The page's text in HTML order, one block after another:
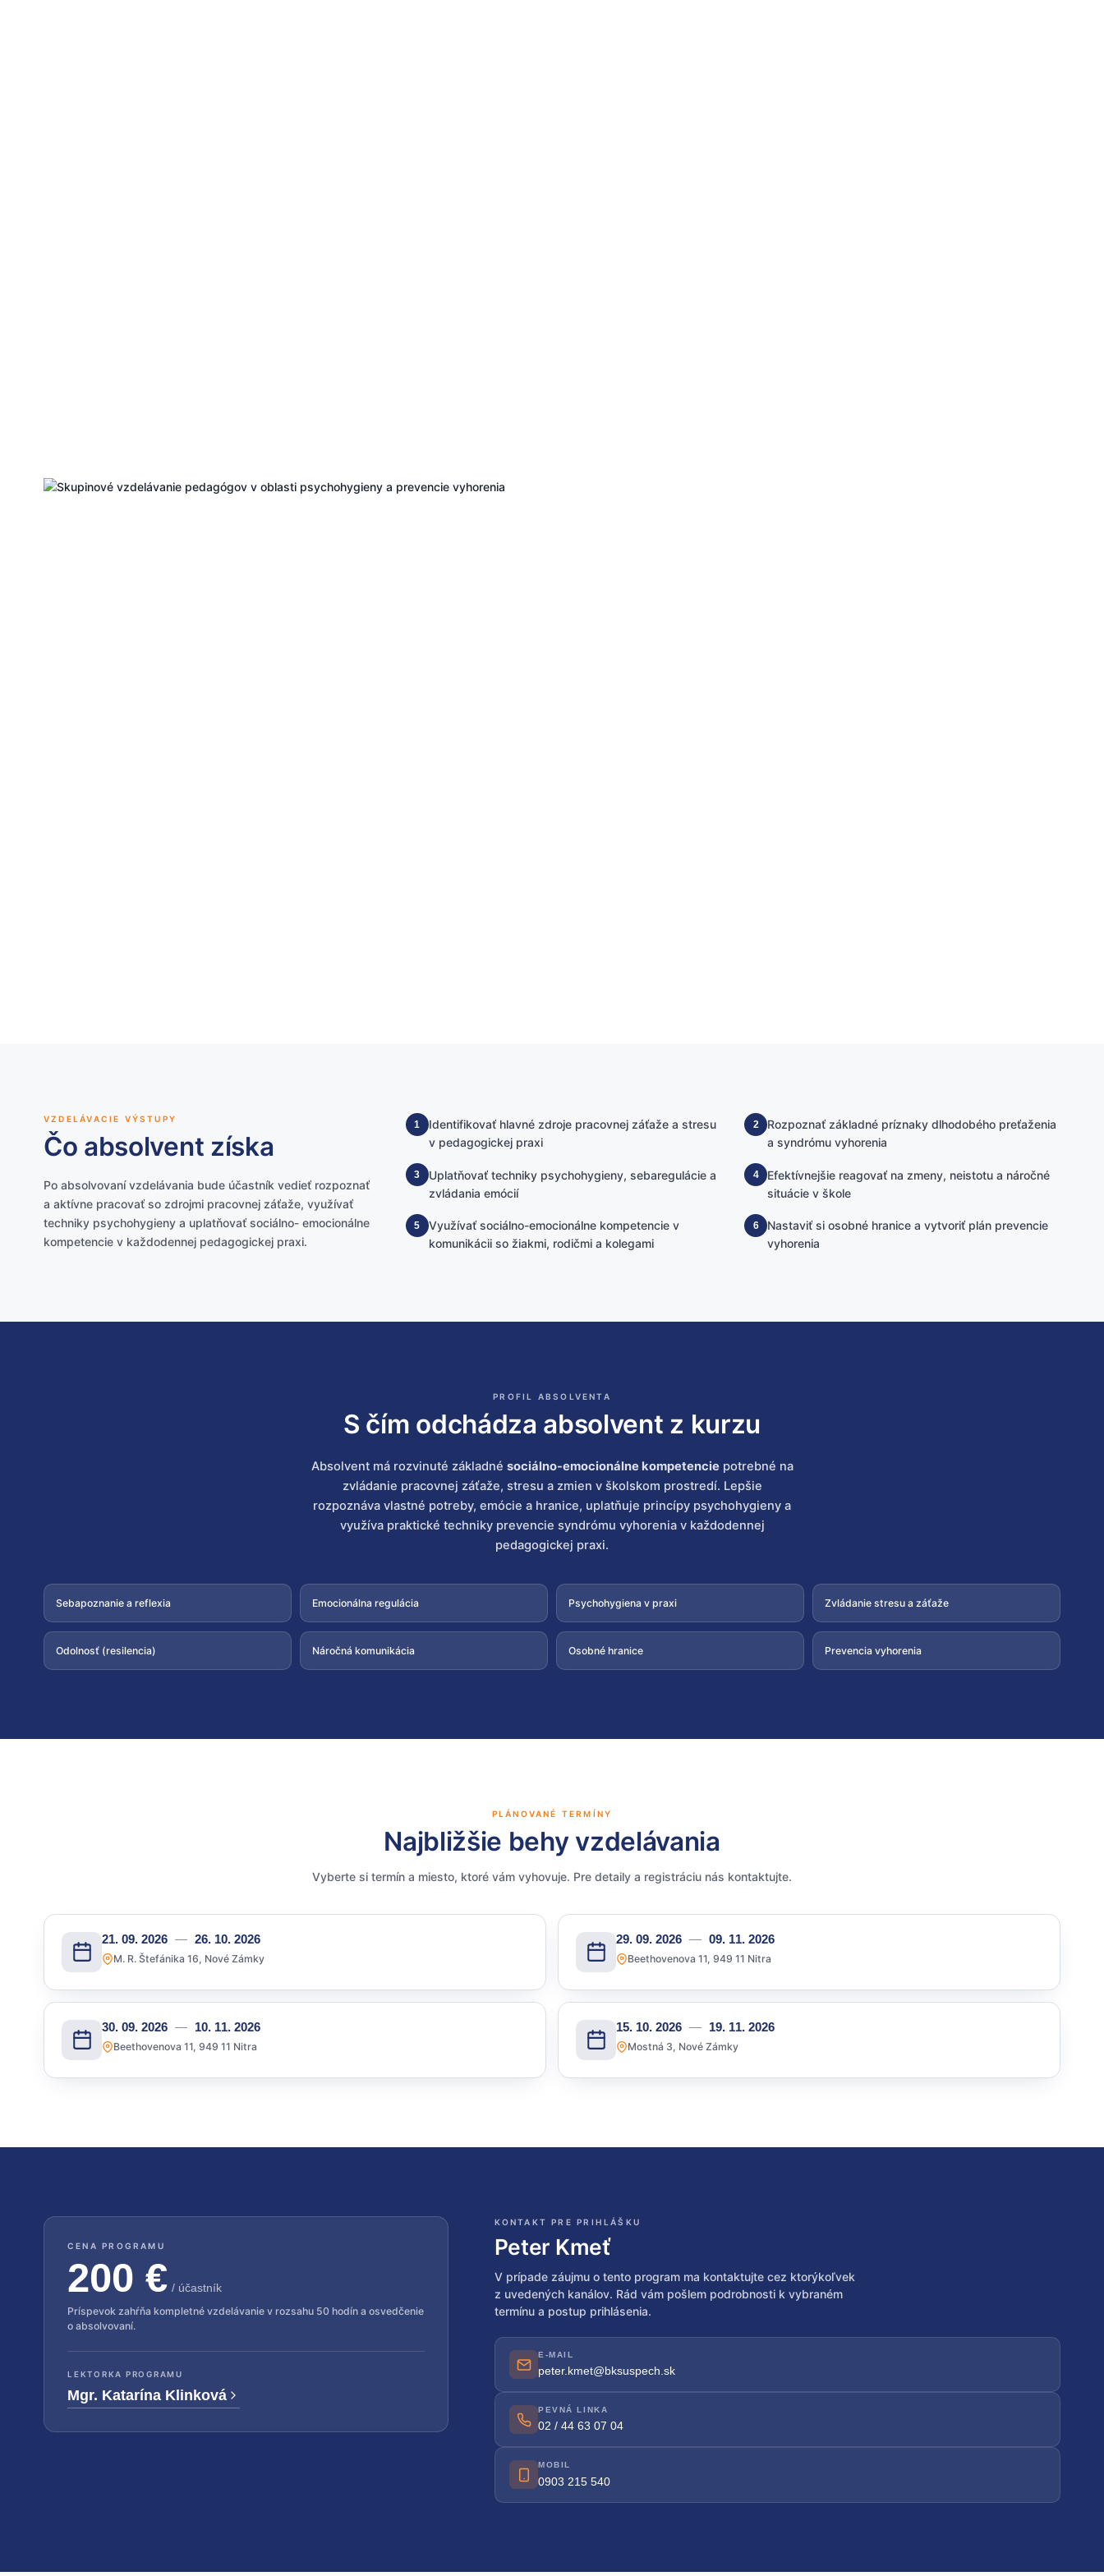
VZDELÁVACIE VÝSTUPY
Čo absolvent získa
Po absolvovaní vzdelávania bude účastník vedieť rozpoznať
a aktívne pracovať so zdrojmi pracovnej záťaže, využívať
techniky psychohygieny a uplatňovať sociálno- emocionálne
kompetencie v každodennej pedagogickej praxi.
1
Identifikovať hlavné zdroje pracovnej záťaže a stresu
v pedagogickej praxi
2
Rozpoznať základné príznaky dlhodobého preťaženia
a syndrómu vyhorenia
3
Uplatňovať techniky psychohygieny, sebaregulácie a
zvládania emócií
4
Efektívnejšie reagovať na zmeny, neistotu a náročné
situácie v škole
5
Využívať sociálno-emocionálne kompetencie v
komunikácii so žiakmi, rodičmi a kolegami
6
Nastaviť si osobné hranice a vytvoriť plán prevencie
vyhorenia
PROFIL ABSOLVENTA
S čím odchádza absolvent z kurzu
Absolvent má rozvinuté základné sociálno-emocionálne kompetenciepotrebné na
zvládanie pracovnej záťaže, stresu a zmien v školskom prostredí. Lepšie
rozpoznáva vlastné potreby, emócie a hranice, uplatňuje princípy psychohygieny a
využíva praktické techniky prevencie syndrómu vyhorenia v každodennej
pedagogickej praxi.
Sebapoznanie a reflexia Emocionálna regulácia Psychohygiena v praxi Zvládanie stresu a záťaže
Odolnosť (resilencia) Náročná komunikácia Osobné hranice Prevencia vyhorenia
PLÁNOVANÉ TERMÍNY
Najbližšie behy vzdelávania
Vyberte si termín a miesto, ktoré vám vyhovuje. Pre detaily a registráciu nás kontaktujte.
21. 09. 2026 — 26. 10. 2026
M. R. Štefánika 16, Nové Zámky
29. 09. 2026 — 09. 11. 2026
Beethovenova 11, 949 11 Nitra
30. 09. 2026 — 10. 11. 2026
Beethovenova 11, 949 11 Nitra
15. 10. 2026 — 19. 11. 2026
Mostná 3, Nové Zámky
CENA PROGRAMU
200 € / účastník
Príspevok zahŕňa kompletné vzdelávanie v rozsahu 50 hodín a osvedčenie
o absolvovaní.
LEKTORKA PROGRAMU
Mgr. Katarína Klinková
KONTAKT PRE PRIHLÁŠKU
Peter Kmeť
V prípade záujmu o tento program ma kontaktujte cez ktorýkoľvek
z uvedených kanálov. Rád vám pošlem podrobnosti k vybraném
termínu a postup prihlásenia.
E-MAIL
peter.kmet@bksuspech.sk
PEVNÁ LINKA
02 / 44 63 07 04
MOBIL
0903 215 540